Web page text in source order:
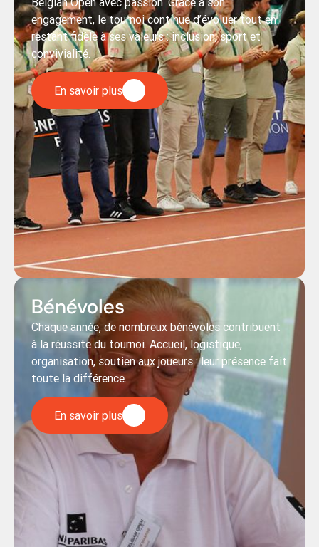
engagement, le tournoi continue d’évoluer tout en
restant fidèle à ses valeurs : inclusion, sport et
convivialité.
En savoir plus
Bénévoles
Chaque année, de nombreux bénévoles contribuent
à la réussite du tournoi. Accueil, logistique,
organisation, soutien aux joueurs : leur présence fait
toute la différence.
En savoir plus